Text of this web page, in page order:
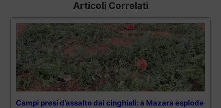
Articoli Correlati
Campi presi d’assalto dai cinghiali: a Mazara esplode